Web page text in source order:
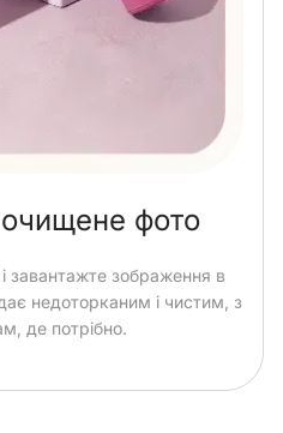
фото
завантажте зображення в
недоторканим і чистим, з
де потрібно.